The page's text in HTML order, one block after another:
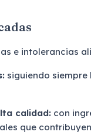
e intolerancias
siguiendo
calidad: con
que